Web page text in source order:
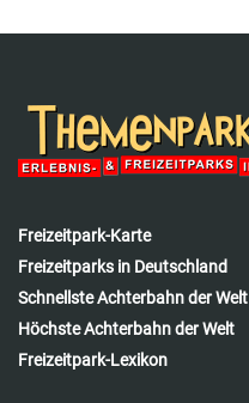
Freizeitpark-Karte
Freizeitparks in Deutschland
Schnellste Achterbahn der Welt
Höchste Achterbahn der Welt
Freizeitpark-Lexikon